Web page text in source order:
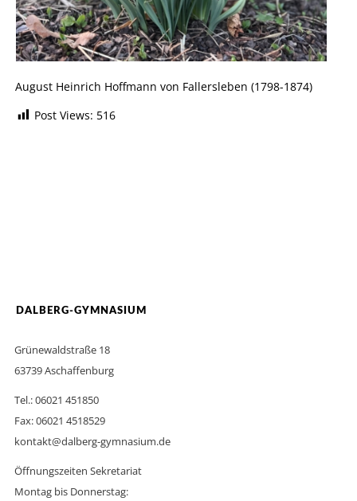
August Heinrich Hoffmann von Fallersleben (1798-1874)
Post Views: 516
DALBERG-GYMNASIUM
Grünewaldstraße 18
63739 Aschaffenburg
Tel.: 06021 451850
Fax: 06021 4518529
kontakt@dalberg-gymnasium.de
Öffnungszeiten Sekretariat
Montag bis Donnerstag: